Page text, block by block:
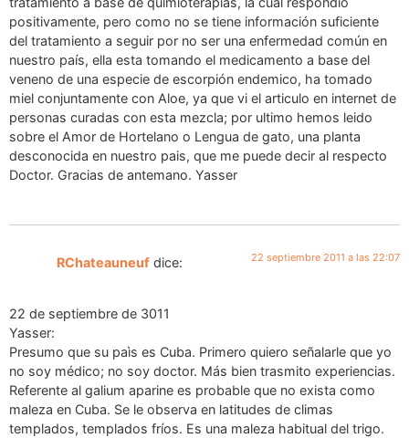
positivamente, pero como no se tiene información suficiente
del tratamiento a seguir por no ser una enfermedad común en
nuestro país, ella esta tomando el medicamento a base del
veneno de una especie de escorpión endemico, ha tomado
miel conjuntamente con Aloe, ya que vi el articulo en internet de
personas curadas con esta mezcla; por ultimo hemos leido
sobre el Amor de Hortelano o Lengua de gato, una planta
desconocida en nuestro pais, que me puede decir al respecto
Doctor. Gracias de antemano. Yasser
RChateauneuf dice: 22 septiembre 2011 a las 22:07
22 de septiembre de 3011
Yasser:
Presumo que su paìs es Cuba. Primero quiero señalarle que yo
no soy médico; no soy doctor. Más bien trasmito experiencias.
Referente al galium aparine es probable que no exista como
maleza en Cuba. Se le observa en latitudes de climas
templados, templados fríos. Es una maleza habitual del trigo.